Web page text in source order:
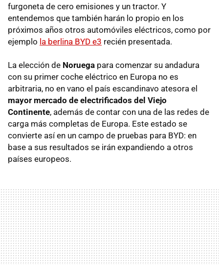
furgoneta de cero emisiones y un tractor. Y
entendemos que también harán lo propio en los
próximos años otros automóviles eléctricos, como por
ejemplo la berlina BYD e3 recién presentada.
La elección de Noruega para comenzar su andadura
con su primer coche eléctrico en Europa no es
arbitraria, no en vano el país escandinavo atesora el
mayor mercado de electrificados del Viejo
Continente, además de contar con una de las redes de
carga más completas de Europa. Este estado se
convierte así en un campo de pruebas para BYD: en
base a sus resultados se irán expandiendo a otros
países europeos.